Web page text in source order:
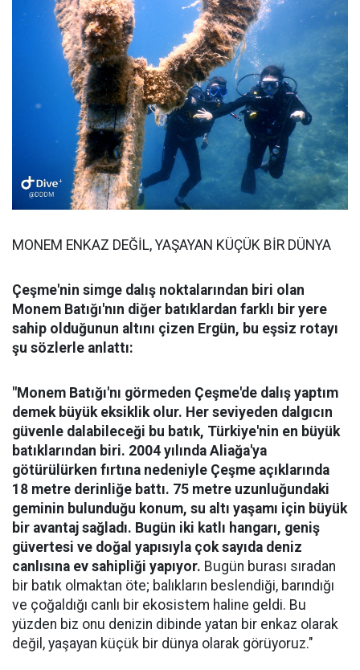
MONEM ENKAZ DEĞİL, YAŞAYAN KÜÇÜK BİR DÜNYA
Çeşme'nin simge dalış noktalarından biri olan
Monem Batığı'nın diğer batıklardan farklı bir yere
sahip olduğunun altını çizen Ergün, bu eşsiz rotayı
şu sözlerle anlattı:
"Monem Batığı'nı görmeden Çeşme'de dalış yaptım
demek büyük eksiklik olur. Her seviyeden dalgıcın
güvenle dalabileceği bu batık, Türkiye'nin en büyük
batıklarından biri. 2004 yılında Aliağa'ya
götürülürken fırtına nedeniyle Çeşme açıklarında
18 metre derinliğe battı. 75 metre uzunluğundaki
geminin bulunduğu konum, su altı yaşamı için büyük
bir avantaj sağladı. Bugün iki katlı hangarı, geniş
güvertesi ve doğal yapısıyla çok sayıda deniz
canlısına ev sahipliği yapıyor. Bugün burası sıradan
bir batık olmaktan öte; balıkların beslendiği, barındığı
ve çoğaldığı canlı bir ekosistem haline geldi. Bu
yüzden biz onu denizin dibinde yatan bir enkaz olarak
değil, yaşayan küçük bir dünya olarak görüyoruz."